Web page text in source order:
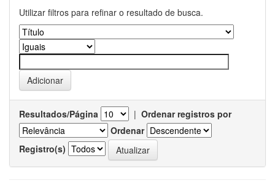
Utilizar filtros para refinar o resultado de busca.
Resultados/Página | Ordenar registros por
Ordenar
Registro(s)